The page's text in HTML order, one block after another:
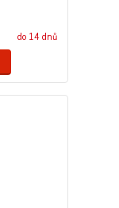
do 14 dnů